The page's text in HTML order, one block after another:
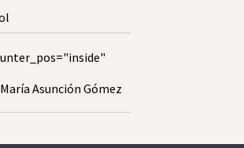
Asunción Gómez